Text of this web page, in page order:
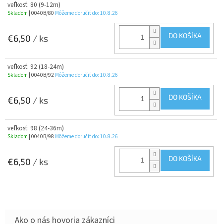
veľkosť: 80 (9-12m)
Skladom | 0040B/80 Môžeme doručiť do: 10.8.26
€6,50 / ks DO KOŠÍKA
veľkosť: 92 (18-24m)
Skladom | 0040B/92 Môžeme doručiť do: 10.8.26
€6,50 / ks DO KOŠÍKA
veľkosť: 98 (24-36m)
Skladom | 0040B/98 Môžeme doručiť do: 10.8.26
€6,50 / ks DO KOŠÍKA